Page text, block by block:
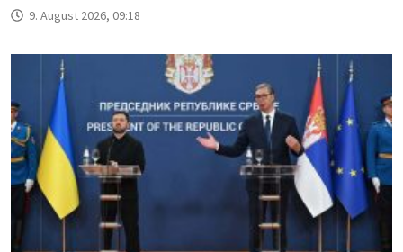
9. August 2026, 09:18